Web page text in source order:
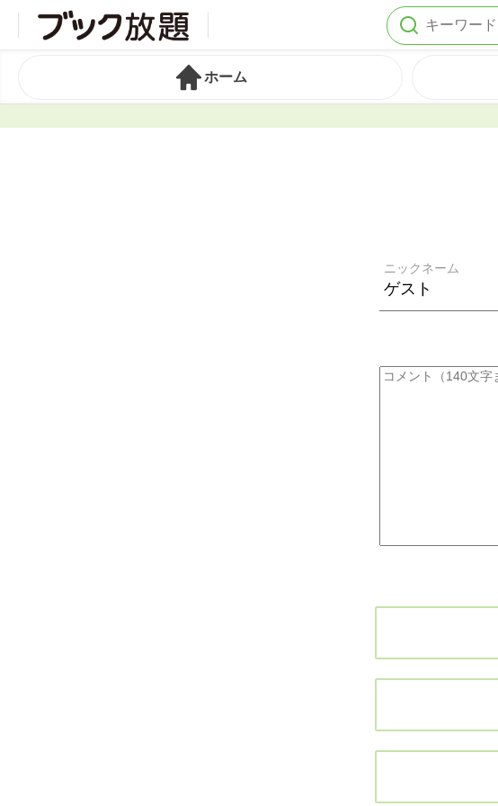
ホーム
ニックネーム